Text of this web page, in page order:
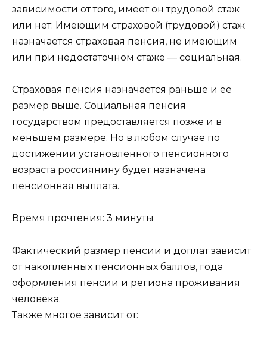
зависимости от того, имеет он трудовой стаж
или нет. Имеющим страховой (трудовой) стаж
назначается страховая пенсия, не имеющим
или при недостаточном стаже — социальная.
Страховая пенсия назначается раньше и ее
размер выше. Социальная пенсия
государством предоставляется позже и в
меньшем размере. Но в любом случае по
достижении установленного пенсионного
возраста россиянину будет назначена
пенсионная выплата.
Время прочтения: 3 минуты
Фактический размер пенсии и доплат зависит
от накопленных пенсионных баллов, года
оформления пенсии и региона проживания
человека.
Также многое зависит от: